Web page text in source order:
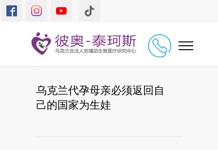
乌克兰代孕母亲必须返回自
己的国家为生娃